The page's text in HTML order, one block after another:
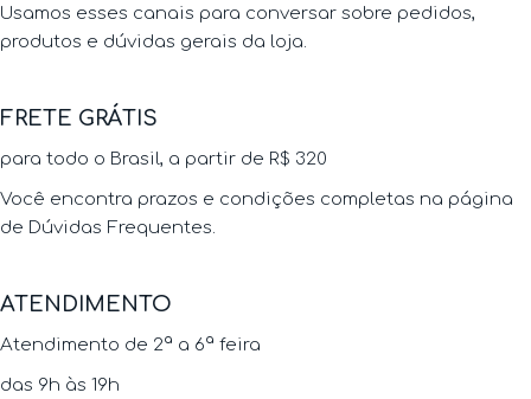
Usamos esses canais para conversar sobre pedidos,
produtos e dúvidas gerais da loja.
FRETE GRÁTIS
para todo o Brasil, a partir de R$ 320
Você encontra prazos e condições completas na página
de Dúvidas Frequentes.
ATENDIMENTO
Atendimento de 2ª a 6ª feira
das 9h às 19h